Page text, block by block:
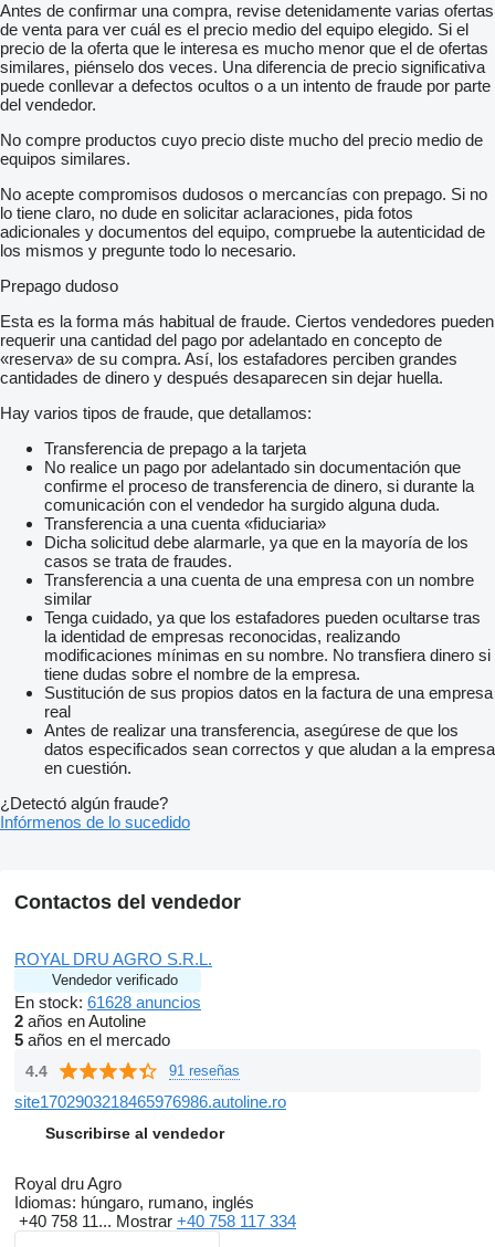
Antes de confirmar una compra, revise detenidamente varias ofertas
de venta para ver cuál es el precio medio del equipo elegido. Si el
precio de la oferta que le interesa es mucho menor que el de ofertas
similares, piénselo dos veces. Una diferencia de precio significativa
puede conllevar a defectos ocultos o a un intento de fraude por parte
del vendedor.
No compre productos cuyo precio diste mucho del precio medio de
equipos similares.
No acepte compromisos dudosos o mercancías con prepago. Si no
lo tiene claro, no dude en solicitar aclaraciones, pida fotos
adicionales y documentos del equipo, compruebe la autenticidad de
los mismos y pregunte todo lo necesario.
Prepago dudoso
Esta es la forma más habitual de fraude. Ciertos vendedores pueden
requerir una cantidad del pago por adelantado en concepto de
«reserva» de su compra. Así, los estafadores perciben grandes
cantidades de dinero y después desaparecen sin dejar huella.
Hay varios tipos de fraude, que detallamos:
Transferencia de prepago a la tarjeta
No realice un pago por adelantado sin documentación que
confirme el proceso de transferencia de dinero, si durante la
comunicación con el vendedor ha surgido alguna duda.
Transferencia a una cuenta «fiduciaria»
Dicha solicitud debe alarmarle, ya que en la mayoría de los
casos se trata de fraudes.
Transferencia a una cuenta de una empresa con un nombre
similar
Tenga cuidado, ya que los estafadores pueden ocultarse tras
la identidad de empresas reconocidas, realizando
modificaciones mínimas en su nombre. No transfiera dinero si
tiene dudas sobre el nombre de la empresa.
Sustitución de sus propios datos en la factura de una empresa
real
Antes de realizar una transferencia, asegúrese de que los
datos especificados sean correctos y que aludan a la empresa
en cuestión.
¿Detectó algún fraude?
Infórmenos de lo sucedido
Contactos del vendedor
ROYAL DRU AGRO S.R.L.
Vendedor verificado
En stock: 61628 anuncios
2 años en Autoline
5 años en el mercado
4.4 91 reseñas
site1702903218465976986.autoline.ro
Suscribirse al vendedor
Royal dru Agro
Idiomas: húngaro, rumano, inglés
+40 758 11... Mostrar +40 758 117 334